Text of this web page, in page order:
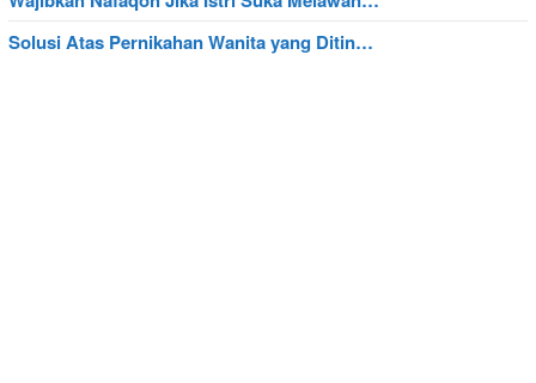
Solusi Atas Pernikahan Wanita yang Ditin…